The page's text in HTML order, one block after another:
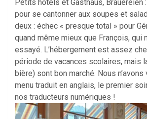
Petits hôtels et Gasthaus, Brauereien
pour se cantonner aux soupes et
deux : échec « presque total » pour
quand même mieux que François, qui
essayé. L’hébergement est assez
période de vacances scolaires, mais
bière) sont bon marché. Nous n’avons
menu traduit en anglais, le premier
nos traducteurs numériques !